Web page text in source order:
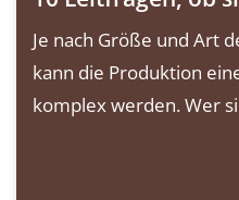
Je nach Größe und Art
kann die Produktion
komplex werden. Wer